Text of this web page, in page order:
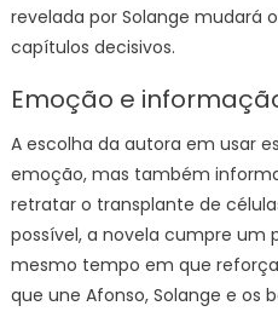
revelada por Solange mudará
capítulos decisivos.
Emoção e
A escolha da autora em usar
emoção, mas também
retratar o transplante de
possível, a novela cumpre um
mesmo tempo em que
que une Afonso, Solange e os